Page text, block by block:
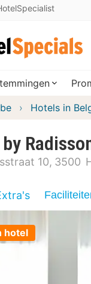
Hotels in
10 3500
hotel